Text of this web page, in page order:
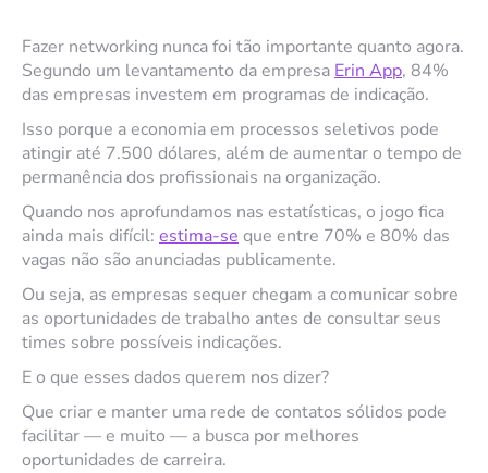
Fazer networking nunca foi tão importante quanto agora.
Segundo um levantamento da empresa Erin App, 84%
das empresas investem em programas de indicação.
Isso porque a economia em processos seletivos pode
atingir até 7.500 dólares, além de aumentar o tempo de
permanência dos profissionais na organização.
Quando nos aprofundamos nas estatísticas, o jogo fica
ainda mais difícil: estima-se que entre 70% e 80% das
vagas não são anunciadas publicamente.
Ou seja, as empresas sequer chegam a comunicar sobre
as oportunidades de trabalho antes de consultar seus
times sobre possíveis indicações.
E o que esses dados querem nos dizer?
Que criar e manter uma rede de contatos sólidos pode
facilitar — e muito — a busca por melhores
oportunidades de carreira.